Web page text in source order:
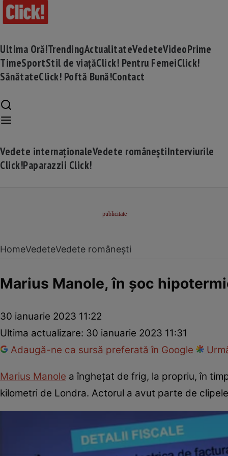
Ultima Oră!TrendingActualitateVedeteVideoPrime
TimeSportStil de viațăClick! Pentru FemeiClick!
SănătateClick! Poftă Bună!Contact
Vedete internaționaleVedete româneștiInterviurile
Click!Paparazzii Click!
HomeVedeteVedete românești
Marius Manole, în șoc
30 ianuarie 2023 11:22
Ultima actualizare: 30 ianuarie 2023 11:31
Adaugă-ne ca sursă preferată în Google
Marius Manole a înghețat de frig, la propriu, în
kilometri de Londra. Actorul a avut parte de